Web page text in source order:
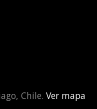
Chile. Ver mapa